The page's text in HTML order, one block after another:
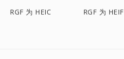
RGF 为 HEIC RGF 为 HEIF